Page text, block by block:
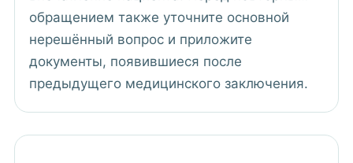
обращением также уточните основной
нерешённый вопрос и приложите
документы, появившиеся после
предыдущего медицинского заключения.